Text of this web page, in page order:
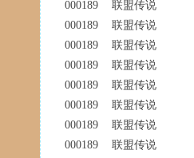
000189
联盟传说
000189
联盟传说
000189
联盟传说
000189
联盟传说
000189
联盟传说
000189
联盟传说
000189
联盟传说
000189
联盟传说